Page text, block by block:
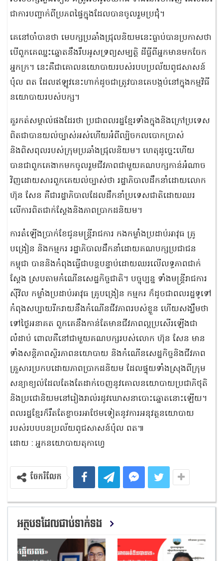
ជាការបញ្ជាក់ពីប្រភពផ្ទៃក្នុងដែលបានចូលរួមប្រជុំ។
គេនៅចាំបានថា មេបក្សប្រឆាំងជ្រុលនិយមនេះធ្លាប់បានប្រកាសថា
បើពួកគេឈ្នះឆ្នោតនឹងរឹបអូសទ្រព្យសម្បត្តិ ដីធ្លីពីអ្នកមានមកចែក
អ្នកក្រ។ នេះគឺជាគោលនយោបាយរបស់របបប្រល័យពូជសាសន៍
ប៉ុល ពត ដែលឥឡូវនេះហាក់ដូចជាត្រូវបានគេបង្កប់នៅក្នុងកម្មវិធី
នយោបាយរបស់បក្ស។
គួរកត់សម្គាល់ផងដែរថា ប្រជាពលរដ្ឋខ្មែរទាំងក្នុងនិងក្រៅប្រទេស
ពិតជាបានយល់ច្បាស់អស់ហើយអំពីល្បិចកលបោកប្រាស់
និងពិសពុលរបស់ក្រុមប្រឆាំងជ្រុលនិយម។ ហេតុដូច្នេះហើយ
បានជាពួកគេងាកមកចូលរួមជីវភាពជាមួយគណបក្សកាន់អំណាច
វិញដោយសារពួកគេយល់ច្បាស់ថា រដ្ឋាភិបាលដឹកនាំដោយលោក
ហ៊ុន សែន គឺជារដ្ឋាភិបាលដែលដឹកនាំប្រទេសជាតិដោយឈរ
លើការពិតជាក់ស្តែងនិងភាពប្រាកដនិយម។
ការតំឡើងប្រាក់ខែជូនមន្ត្រីរាជការ កងកម្លាំងប្រដាប់អាវុធ គ្រូ
បង្រៀន និងកម្មករ រដ្ឋាភិបាលដឹកនាំដោយគណបក្សប្រជាជន
កម្ពុជា បាននិងកំពុងធ្វើជាបន្តបន្ទាប់ដោយឈរលើលទ្ធភាពជាក់
ស្តែង ស្របតាមកំណើនសេដ្ឋកិច្ចជាតិ។ បច្ចុប្បន្ន ទាំងមន្ត្រីរាជការ
ស៊ីវិល កម្លាំងប្រដាប់អាវុធ គ្រូបង្រៀន កម្មករ ក៏ដូចជាពលរដ្ឋទូទៅ
កំពុងសប្បាយរីករាយនឹងកំណើនជីវភាពរបស់ខ្លួន ហើយសង្ឃឹមថា
ទៅថ្ងៃអនាគត ពួកគេនឹងកាន់តែមានជីវភាពល្អប្រសើរឡើងជា
លំដាប់ ពោលគឺនៅជាមួយគណបក្សរបស់លោក ហ៊ុន សែន មាន
ទាំងសន្តិភាពស្ថិរភាពនយោបាយ និងកំណើនសេដ្ឋកិច្ចនិងជីវភាព
គ្រួសារប្រកបដោយភាពប្រាកដនិយម ដែលផ្ទុយទាំងស្រុងពីក្រុម
សន្យាខ្យល់ដែលតែងតែដាក់ចេញនូវគោលនយោបាយប្រជាភិថុតិ
និងប្រជោនិយមនៅរៀងរាល់រដូវឃោសនាបោះឆ្នោតនោះឡើយ។
ពលរដ្ឋខ្មែរក៏រឹតតែខ្លាចរអាថែមទៀតនូវការអនុវត្តនយោបាយ
របស់របបបនប្រល័យពូជសាសន៍ប៉ុល ពត៕
ដោយ : អ្នកនយោបាយតុកាហ្វេ
ចែករំលែក
អត្ថបទដែលជាប់ទាក់ទង